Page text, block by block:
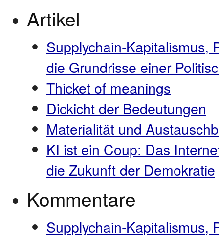
Artikel
Supplychain-Kapitalismus,
die Grundrisse einer
Thicket of meanings
Dickicht der Bedeutungen
Materialität und
KI ist ein Coup: Das
die Zukunft der Demokratie
Kommentare
Supplychain-Kapitalismus,